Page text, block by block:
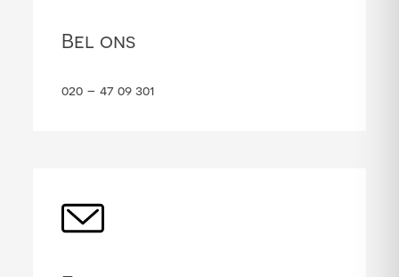
Bel ons
020 – 47 09 301